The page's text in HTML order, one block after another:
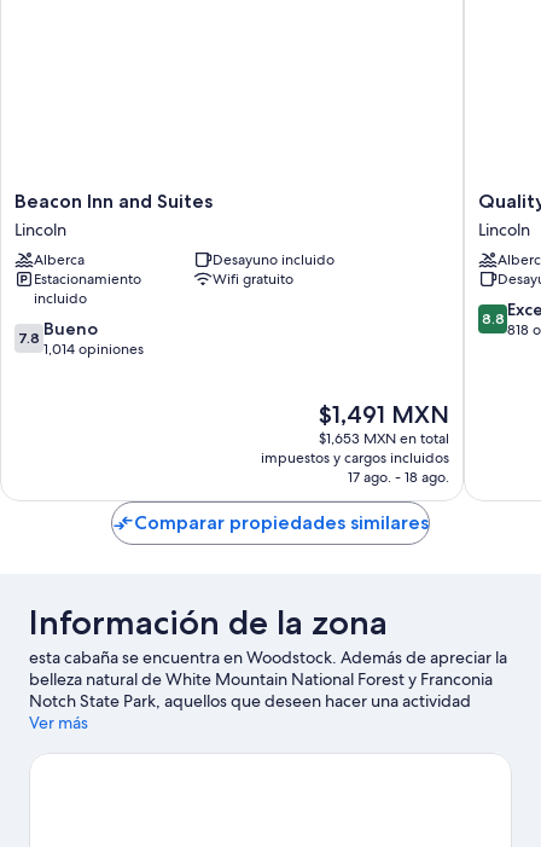
Beacon
Inn
and
Suites
Lincoln
Beacon Inn and Suites
Lincoln
Alberca
Desayuno incluido
Estacionamiento
incluido
Wifi gratuito
7.8
de
7.8 Bueno
1,014 opiniones
El
precio
actual
de
$1,491 MXN
$1,491 MXN
$1,653 MXN en total
impuestos y cargos incluidos
17 ago. - 18 ago.
Quality
Inn
&
Suites
Lincoln
I-
93
Lincoln
8.8
de
8.8
818
Comparar propiedades similares
Información de la zona
esta cabaña se encuentra en Woodstock. Además de apreciar la
belleza natural de White Mountain National Forest y Franconia
Notch State Park, aquellos que deseen hacer una actividad
pueden ir a Loon Mountain Ski Resort. También vale la pena
Railroad. Vive al máximo las actividades al aire libre, como tours
Ver más